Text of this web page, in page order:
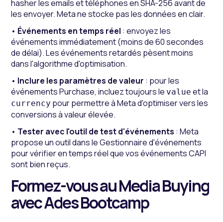
hasher les emails et téléphones en SHA-256 avant de
les envoyer. Meta ne stocke pas les données en clair.
• Événements en temps réel : envoyez les
événements immédiatement (moins de 60 secondes
de délai). Les événements retardés pèsent moins
dans l'algorithme d'optimisation.
• Inclure les paramètres de valeur : pour les
événements Purchase, incluez toujours le value et la
currency pour permettre à Meta d'optimiser vers les
conversions à valeur élevée.
• Tester avec l'outil de test d'événements : Meta
propose un outil dans le Gestionnaire d'événements
pour vérifier en temps réel que vos événements CAPI
sont bien reçus.
Formez-vous au Media Buying
avec Ades Bootcamp